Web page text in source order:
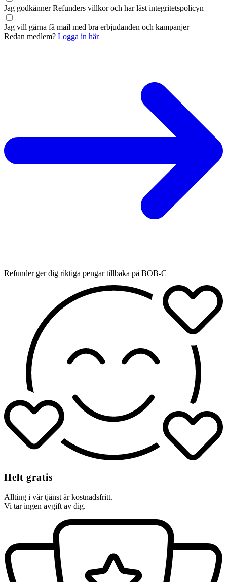
Jag godkänner Refunders villkoroch har läst integritetspolicyn
Jag vill gärna få mail med bra erbjudanden och kampanjer
Redan medlem? Logga in här
Refunder ger dig riktiga pengar tillbaka på BOB-C
Helt gratis
Allting i vår tjänst är kostnadsfritt.
Vi tar ingen avgift av dig.